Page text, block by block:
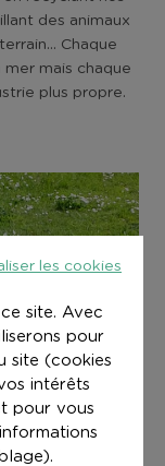
des animaux
Chaque
mer mais chaque
plus propre.
site. Avec
pour
site (cookies
intérêts
pour vous
les cookies